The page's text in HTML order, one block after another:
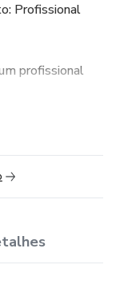
Profissional
profissional
movimento,
a conexão
é promover